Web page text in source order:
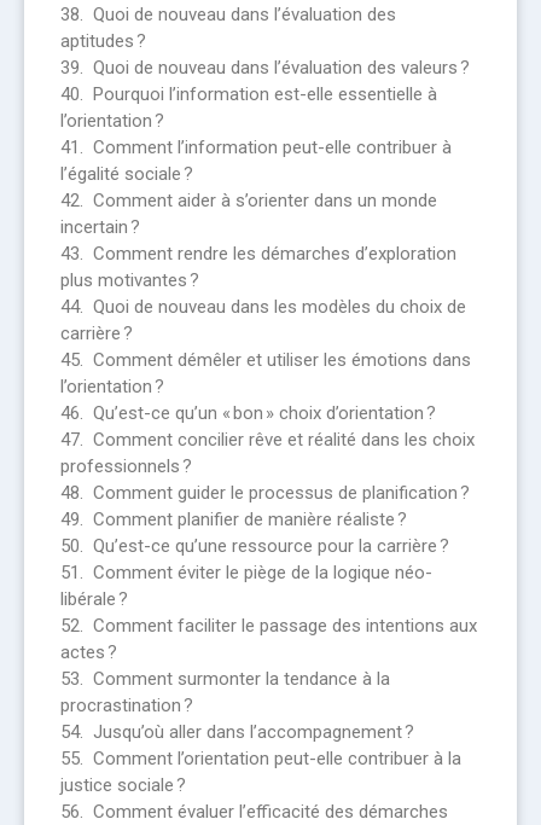
38. Quoi de nouveau dans l’évaluation des
aptitudes ?
39. Quoi de nouveau dans l’évaluation des valeurs ?
40. Pourquoi l’information est-elle essentielle à
l’orientation ?
41. Comment l’information peut-elle contribuer à
l’égalité sociale ?
42. Comment aider à s’orienter dans un monde
incertain ?
43. Comment rendre les démarches d’exploration
plus motivantes ?
44. Quoi de nouveau dans les modèles du choix de
carrière ?
45. Comment démêler et utiliser les émotions dans
l’orientation ?
46. Qu’est-ce qu’un « bon » choix d’orientation ?
47. Comment concilier rêve et réalité dans les choix
professionnels ?
48. Comment guider le processus de planification ?
49. Comment planifier de manière réaliste ?
50. Qu’est-ce qu’une ressource pour la carrière ?
51. Comment éviter le piège de la logique néo-
libérale ?
52. Comment faciliter le passage des intentions aux
actes ?
53. Comment surmonter la tendance à la
procrastination ?
54. Jusqu’où aller dans l’accompagnement ?
55. Comment l’orientation peut-elle contribuer à la
justice sociale ?
56. Comment évaluer l’efficacité des démarches